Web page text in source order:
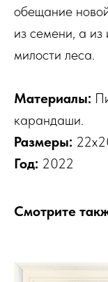
обещание
из семени, а из
милости леса.
Материалы:
карандаши.
Размеры:
Год: 2022
Смотрите